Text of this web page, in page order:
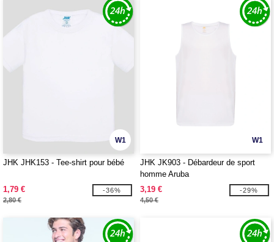
W1
JHK JHK153 - Tee-shirt pour bébé
1,79 €
2,80 €
-36%
W1
JHK JK903 - Débardeur de sport
homme Aruba
3,19 €
4,50 €
-29%